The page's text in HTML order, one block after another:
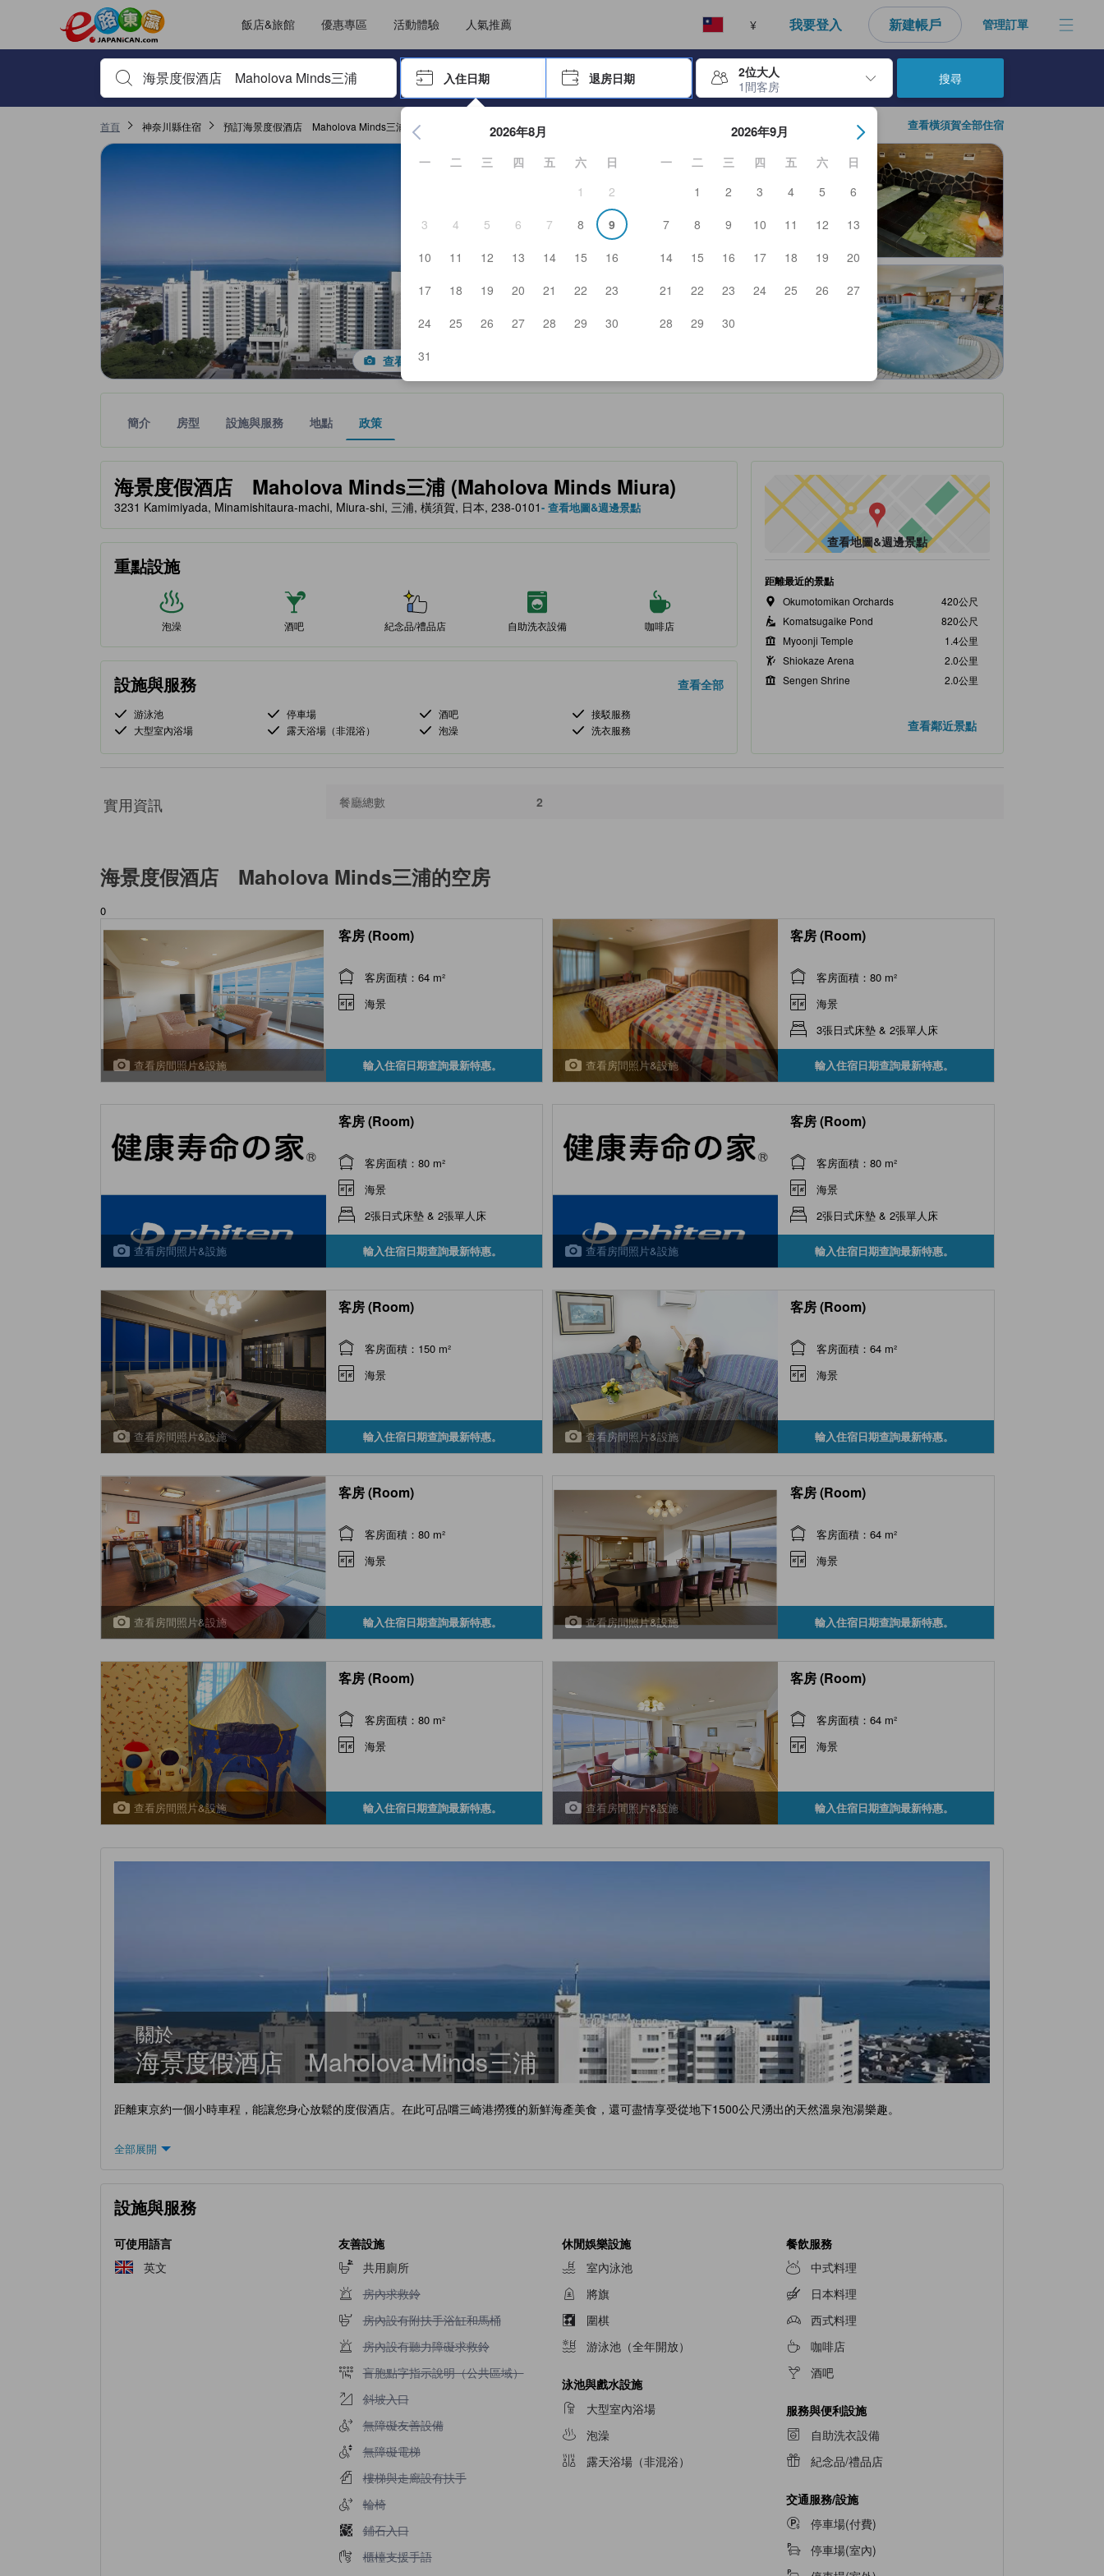
飯店&旅館 優惠專區 活動體驗 人氣推薦 ¥ 我要登入 新建帳戶 管理訂單
輸入住宿名稱或關鍵字查詢，使用上下鍵或Tab鍵移動，並按「Enter」來選擇
入住日期 退房日期
2位大人
1間客房
按Enter鍵開始在日期選擇器中查看。使用方向鍵瀏覽入住和退房日期。使用Enter鍵選擇日期後，將選擇入住日期。重複相同方法以選擇
2026年8月
一 二 三 四 五 六
日
1
2
3
4 5 6 7 8
9
10
11 12 13 14 15
16
17
18 19 20 21 22
23
24
25 26 27 28 29
30
31
2026年9月
一 二 三 四 五 六
日
1
2 3 4 5
6
7
8 9 10 11 12
13
14
15 16 17 18 19
20
21
22 23 24 25 26
27
28
29 30
搜尋
首頁 神奈川縣住宿 預訂海景度假酒店 Maholova Minds三浦 查看橫須賀全部住宿
查看所有照片
簡介 房型 設施與服務 地點 政策
海景度假酒店 Maholova Minds三浦 (Maholova Minds Miura)
tooltip
黃金星等由本站合作夥伴提供，可作為您判斷舒適度、設施與服務項目的參考指標
3231 Kamimiyada, Minamishitaura-machi, Miura-shi, 三浦, 橫須賀, 日本, 238-0101- 查看地圖&週邊景點
重點設施
泡澡 酒吧 紀念品/禮品店 自助洗衣設備 咖啡店
設施與服務 查看全部
游泳池 停車場 酒吧
接駁服務
大型室內浴場
露天浴場（非混浴） 泡澡 洗衣服務
查看地圖&週邊景點
距離最近的景點
Okumotomikan Orchards
420公尺
Komatsugaike Pond
820公尺
Myoonji Temple
1.4公里
Shiokaze Arena
2.0公里
Sengen Shrine
2.0公里
查看鄰近景點
實用資訊 餐廳總數 2
海景度假酒店 Maholova Minds三浦的空房
0
查看房間照片&設施
客房 (Room)
客房面積：64 m²
海景
輸入住宿日期查詢最新特惠。 查看房間照片&設施
客房 (Room)
客房面積：80 m²
海景
3張日式床墊 & 2張單人床
輸入住宿日期查詢最新特惠。
查看房間照片&設施
客房 (Room)
客房面積：80 m²
海景
2張日式床墊 & 2張單人床
輸入住宿日期查詢最新特惠。 查看房間照片&設施
客房 (Room)
客房面積：80 m²
海景
2張日式床墊 & 2張單人床
輸入住宿日期查詢最新特惠。
查看房間照片&設施
客房 (Room)
客房面積：150 m²
海景
輸入住宿日期查詢最新特惠。 查看房間照片&設施
客房 (Room)
客房面積：64 m²
海景
輸入住宿日期查詢最新特惠。
查看房間照片&設施
客房 (Room)
客房面積：80 m²
海景
輸入住宿日期查詢最新特惠。 查看房間照片&設施
客房 (Room)
客房面積：64 m²
海景
輸入住宿日期查詢最新特惠。
查看房間照片&設施
客房 (Room)
客房面積：80 m²
海景
輸入住宿日期查詢最新特惠。 查看房間照片&設施
客房 (Room)
客房面積：64 m²
海景
輸入住宿日期查詢最新特惠。
關於
海景度假酒店 Maholova Minds三浦
距離東京約一個小時車程，能讓您身心放鬆的度假酒店。在此可品嚐三崎港撈獲的新鮮海產美食，還可盡情享受從地下1500公尺湧出的天然溫泉泡湯樂趣。
全部展開
設施與服務
可使用語言
英文
友善設施
共用廁所
不提供房內求救鈴
房內求救鈴
不提供房內設有附扶手浴缸和馬桶
房內設有附扶手浴缸和馬桶
不提供房內設有聽力障礙求救鈴
房內設有聽力障礙求救鈴
不提供盲胞點字指示說明（公共區域）
盲胞點字指示說明（公共區域）
不提供斜坡入口
斜坡入口
不提供無障礙友善設備
無障礙友善設備
不提供無障礙電梯
無障礙電梯
不提供樓梯與走廊設有扶手
樓梯與走廊設有扶手
不提供輪椅
輪椅
不提供鋪石入口
鋪石入口
不提供櫃檯支援手語
櫃檯支援手語
休閒娛樂設施
室內泳池
將旗
圍棋
游泳池（全年開放）
泳池與戲水設施
大型室內浴場
泡澡
露天浴場（非混浴）
餐飲服務
中式料理
日本料理
西式料理
咖啡店
酒吧
服務與便利設施
自助洗衣設備
紀念品/禮品店
交通服務/設施
停車場(付費)
停車場(室內)